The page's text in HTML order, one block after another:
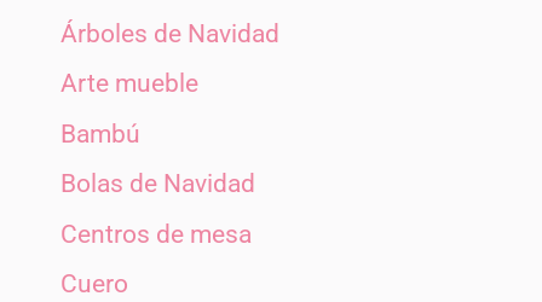
Árboles de Navidad
Arte mueble
Bambú
Bolas de Navidad
Centros de mesa
Cuero